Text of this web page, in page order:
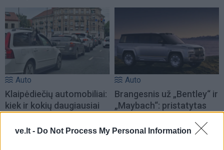
ve.lt - Do Not Process My Personal Information
Auto
Klaipėdiečių automobiliai:
kiek ir kokių daugiausiai
Auto
Brangesnis už „Bentley“ ir
„Maybach“: pristatytas
visureigis